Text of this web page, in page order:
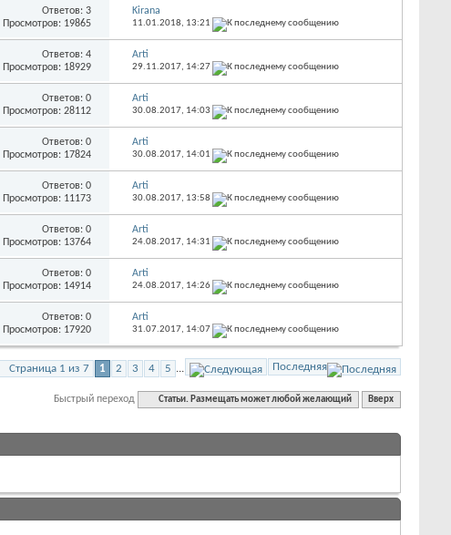
Ответов: 3
Просмотров: 19865
Kirana
11.01.2018, 13:21
Ответов: 4
Просмотров: 18929
Arti
29.11.2017, 14:27
Ответов: 0
Просмотров: 28112
Arti
30.08.2017, 14:03
Ответов: 0
Просмотров: 17824
Arti
30.08.2017, 14:01
Ответов: 0
Просмотров: 11173
Arti
30.08.2017, 13:58
Ответов: 0
Просмотров: 13764
Arti
24.08.2017, 14:31
Ответов: 0
Просмотров: 14914
Arti
24.08.2017, 14:26
Ответов: 0
Просмотров: 17920
Arti
31.07.2017, 14:07
Страница 1 из 7 1 2 3 4 5 ... Последняя
Быстрый переход Статьи. Размещать может любой желающий Вверх